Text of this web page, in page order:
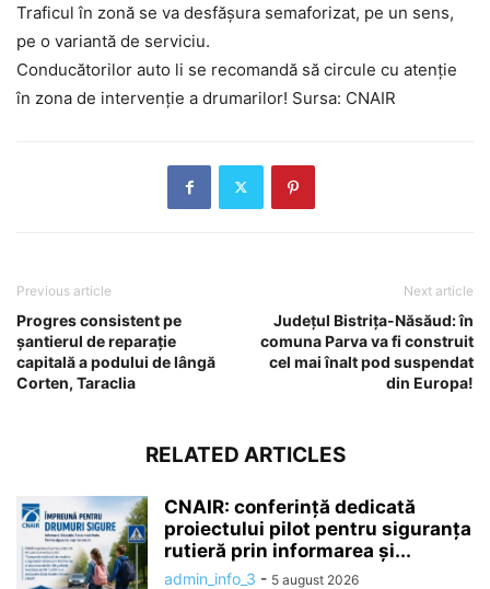
Traficul în zonă se va desfășura semaforizat, pe un sens,
pe o variantă de serviciu.
Conducătorilor auto li se recomandă să circule cu atenție
în zona de intervenție a drumarilor! Sursa: CNAIR
Previous article
Progres consistent pe
șantierul de reparație
capitală a podului de lângă
Corten, Taraclia
Next article
Județul Bistrița-Năsăud: în
comuna Parva va fi construit
cel mai înalt pod suspendat
din Europa!
RELATED ARTICLES
CNAIR: conferință dedicată
proiectului pilot pentru siguranța
rutieră prin informarea și...
admin_info_3 - 5 august 2026